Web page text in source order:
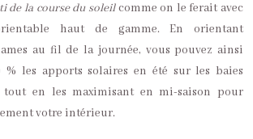
de la course du soleilcomme on le ferait avec
haut de gamme. En orientant
au fil de la journée, vous pouvez ainsi
% les apports solaires en été sur les baies
tout en les maximisant en mi-saison pour
votre intérieur.